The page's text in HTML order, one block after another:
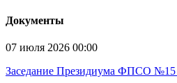
Документы
07 июля 2026 00:00
Заседание Президиума ФПСО №15